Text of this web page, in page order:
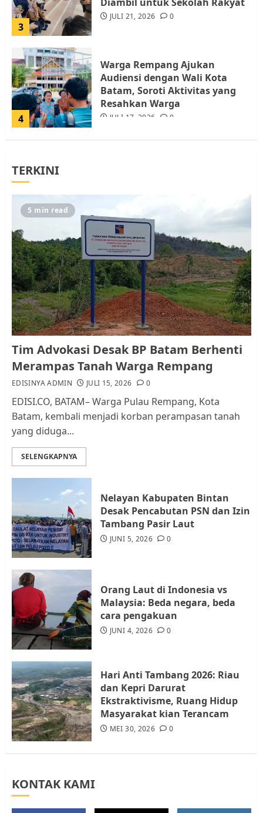
3
JULI 21, 2026 0
4
Warga Rempang Ajukan
Audiensi dengan Wali Kota
Batam, Soroti Aktivitas yang
Resahkan Warga
JULI 17, 2026 0
5
1
Pemko Batam Tegaskan RT dan
RW bukan Petugas Pendataan
dan Pemungutan Pajak
AGUSTUS 1, 2026 0
Kader Pajak jadi Penghubung
Pemerintah dan Masyarakat di
Lingkungan RT/RW
AGUSTUS 1, 2026
4
Warga Rempang Ajukan
Audiensi dengan Wali Kota
5
Tim Advokasi Desak BP Batam
Berhenti Merampas Tanah
TERKINI
5 min read
Tim Advokasi Desak BP Batam Berhenti
Merampas Tanah Warga Rempang
EDISINYA ADMIN JULI 15, 2026 0
EDISI.CO, BATAM– Warga Pulau Rempang, Kota
Batam, kembali menjadi korban perampasan tanah
yang diduga...
SELENGKAPNYA
Nelayan Kabupaten Bintan
Desak Pencabutan PSN dan Izin
Tambang Pasir Laut
JUNI 5, 2026 0
Orang Laut di Indonesia vs
Malaysia: Beda negara, beda
cara pengakuan
JUNI 4, 2026 0
Hari Anti Tambang 2026: Riau
dan Kepri Darurat
Ekstraktivisme, Ruang Hidup
Masyarakat kian Terancam
MEI 30, 2026 0
KONTAK KAMI